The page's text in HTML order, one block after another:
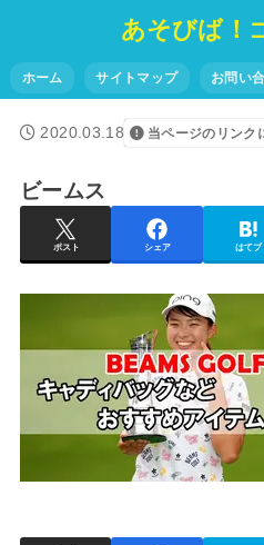
あそびば！
ホーム サイトマップ お問い
2020.03.18 当ページのリンク
ビームス
ポスト シェア はてブ